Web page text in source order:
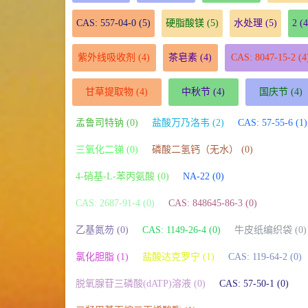
CAS: 557-04-0(5) 硬脂酸镁(5) 水处理 (5) 2
紫外线吸收剂 (4) 茶皂素 (4) CAS: 8047-15-2
甘草提取物 (4) 中秋节 (4) 国庆节(4)
孟鲁司特钠 (0) 盐酸万乃洛韦 (2) CAS: 57-55-6 (1)
三氧化二锑 (0) 磷酸二氢钙（无水） (0)
4-硝基-L-苯丙氨酸 (0) NA-22 (0)
CAS: 2687-91-4 (0) CAS: 848645-86-3 (0)
乙基氮芴 (0) CAS: 1149-26-4 (0) 牛皮纸编织袋 (0)
氯化胆脂 (1) 盐酸达克罗宁 (1) CAS: 119-64-2 (0)
脱氧腺苷三磷酸(dATP)溶液 (0) CAS: 57-50-1 (0)